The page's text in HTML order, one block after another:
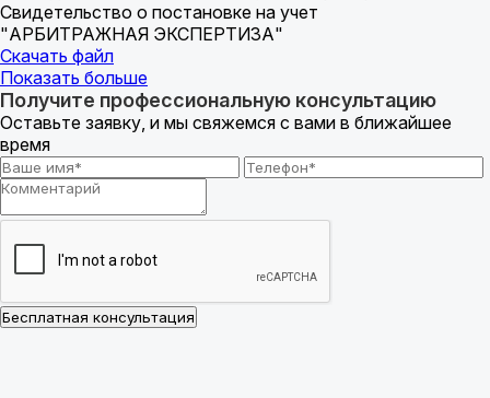
Свидетельство о постановке на учет
"АРБИТРАЖНАЯ ЭКСПЕРТИЗА"
Скачать файл
Показать больше
Получите профессиональную консультацию
Оставьте заявку, и мы свяжемся с вами в ближайшее
время
Бесплатная консультация